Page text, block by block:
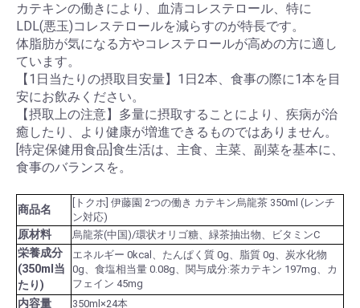
カテキンの働きにより、血清コレステロール、特に
LDL(悪玉)コレステロールを減らすのが特長です。
体脂肪が気になる方やコレステロールが高めの方に適し
ています。
【1日当たりの摂取目安量】1日2本、食事の際に1本を目
安にお飲みください。
【摂取上の注意】多量に摂取することにより、疾病が治
癒したり、より健康が増進できるものではありません。
[特定保健用食品]食生活は、主食、主菜、副菜を基本に、
食事のバランスを。
商品名
[トクホ] 伊藤園 2つの働き カテキン烏龍茶 350ml (レンチ
ン対応)
原材料 烏龍茶(中国)/環状オリゴ糖、緑茶抽出物、ビタミンC
栄養成分
(350ml当
たり)
エネルギー 0kcal、たんぱく質 0g、脂質 0g、炭水化物
0g、食塩相当量 0.08g、関与成分:茶カテキン 197mg、カ
フェイン 45mg
内容量 350ml×24本